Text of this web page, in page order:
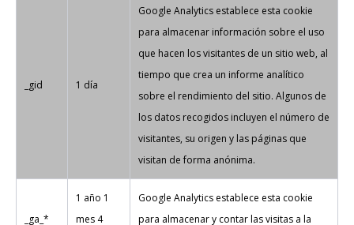
_gid 1 día
Google Analytics establece esta cookie
para almacenar información sobre el uso
que hacen los visitantes de un sitio web, al
tiempo que crea un informe analítico
sobre el rendimiento del sitio. Algunos de
los datos recogidos incluyen el número de
visitantes, su origen y las páginas que
visitan de forma anónima.
_ga_*
1 año 1
mes 4
Google Analytics establece esta cookie
para almacenar y contar las visitas a la